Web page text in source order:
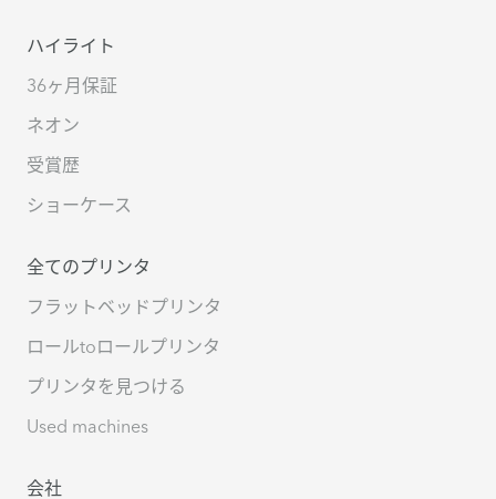
ハイライト
36ヶ月保証
ネオン
受賞歴
ショーケース
全てのプリンタ
フラットベッドプリンタ
ロールtoロールプリンタ
プリンタを見つける
Used machines
会社